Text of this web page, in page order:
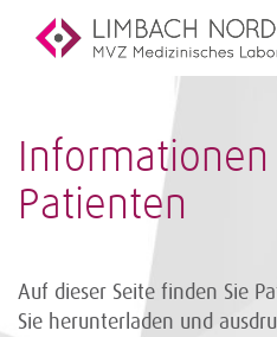
Patienten
Auf dieser Seite finden Sie
Sie herunterladen und